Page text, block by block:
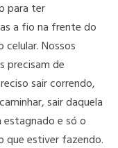
para ter
a fio na frente do
Nossos
precisam de
sair correndo,
sair daquela
e só o
que estiver fazendo.